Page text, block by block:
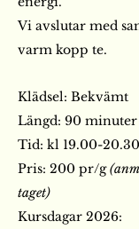
Vi avslutar med
varm kopp te.
Klädsel: Bekvämt
Längd: 90 minuter
Tid: kl 19.00-20.30
Pris: 200 pr/g
taget)
Kursdagar 2026: